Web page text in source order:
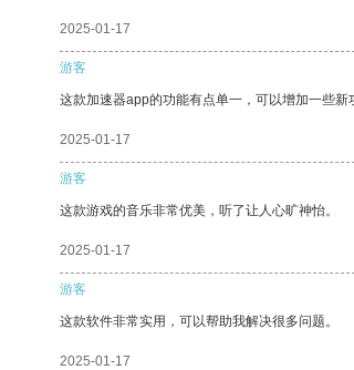
2025-01-17
游客
这款加速器app的功能有点单一，可以增加一些
2025-01-17
游客
这款游戏的音乐非常优美，听了让人心旷神怡。
2025-01-17
游客
这款软件非常实用，可以帮助我解决很多问题。
2025-01-17